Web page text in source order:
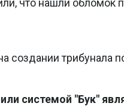
что нашли обломок
создании трибунала
системой "Бук"